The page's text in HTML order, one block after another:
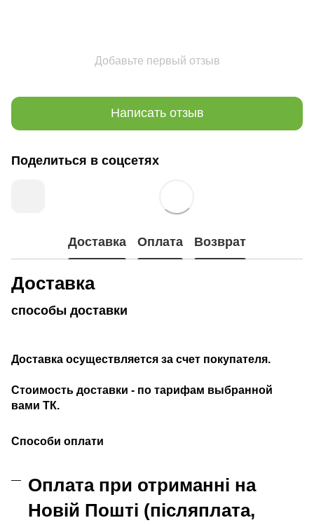
Добавьте первый отзыв
Написать отзыв
Поделиться в соцсетях
Доставка Оплата Возврат
Доставка
способы доставки
Доставка осуществляется за счет покупателя.
Стоимость доставки - по тарифам выбранной
вами ТК.
Способи оплати
Оплата при отриманні на
Новій Пошті (післяплата,